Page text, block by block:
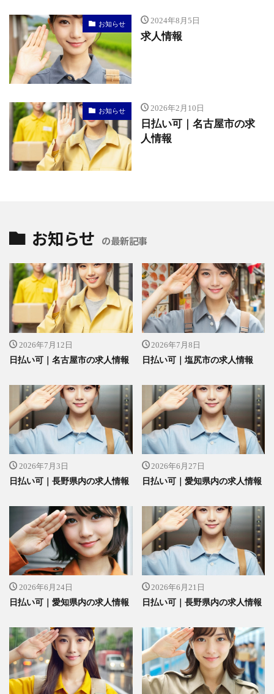
お知らせ 2024年8月5日
求人情報
お知らせ 2026年2月10日
日払い可｜名古屋市の求
人情報
お知らせ の最新記事
2026年7月12日
日払い可｜名古屋市の求人情報
2026年7月8日
日払い可｜塩尻市の求人情報
2026年7月3日
日払い可｜長野県内の求人情報
2026年6月27日
日払い可｜愛知県内の求人情報
2026年6月24日
日払い可｜愛知県内の求人情報
2026年6月21日
日払い可｜長野県内の求人情報